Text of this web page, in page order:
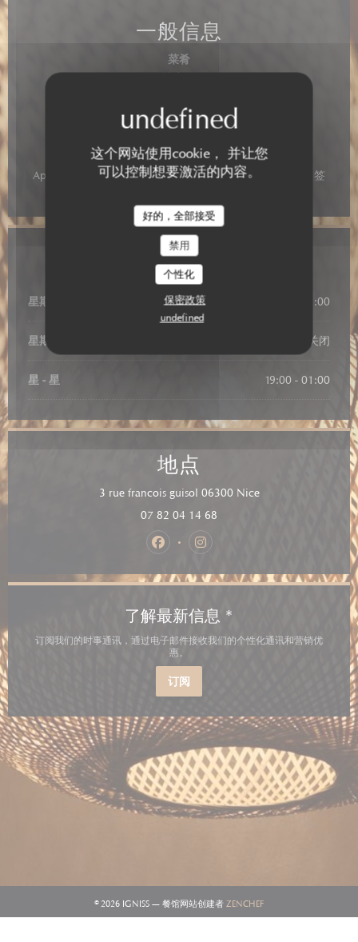
这个网站使用cookie， 并让您
可以控制想要激活的内容。
好的，全部接受
禁用
个性化
保密政策
undefined
一般信息
菜肴
地中海
服务
空调, 私人租用, 残疾人通道, 阳台, 无线上网
支付方式
Apple Pay, Paiement Sans联系人, 欧洲卡/万事达卡, 现金, 签
营业时间
星期一 19:00 - 01:00
星期二 关闭
星 - 星 19:00 - 01:00
地点
3 rue francois guisol 06300 Nice((在新窗口中打开))
07 82 04 14 68
Facebook ((在新窗口中打开))
Instagram ((在新窗口中打开))
了解最新信息 *
订阅我们的时事通讯，通过电子邮件接收我们的个性化通讯和营销优
惠。
订阅
© 2026 IGNISS — 餐馆网站创建者 ZENCHEF((在新窗口中打开))